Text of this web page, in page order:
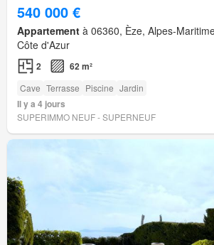
540 000 €
Appartement à 06360, Èze, Alpes-
Côte d'Azur
2 62 m²
Cave Terrasse Piscine Jardin
Il y a 4 jours
SUPERIMMO NEUF - SUPERNEUF